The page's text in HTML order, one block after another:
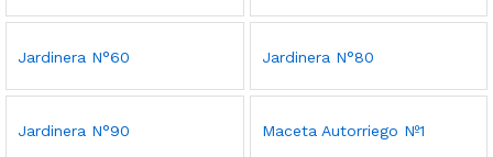
Jardinera N°60 Jardinera N°80
Jardinera N°90 Maceta Autorriego Nº1